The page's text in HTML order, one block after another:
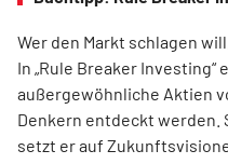
Wer den Markt schlagen
In „Rule Breaker Investing“
außergewöhnliche Aktien
Denkern entdeckt
setzt er auf